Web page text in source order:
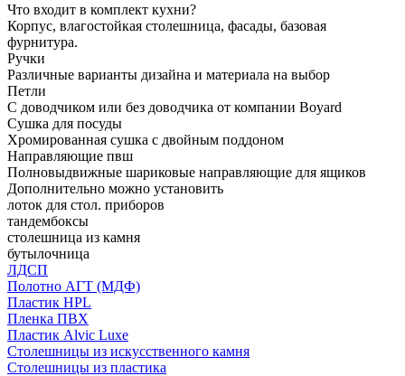
Что входит в комплект кухни?
Корпус, влагостойкая столешница, фасады, базовая
фурнитура.
Ручки
Различные варианты дизайна и материала на выбор
Петли
С доводчиком или без доводчика от компании Boyard
Сушка для посуды
Хромированная сушка с двойным поддоном
Направляющие пвш
Полновыдвижные шариковые направляющие для ящиков
Дополнительно можно установить
лоток для стол. приборов
тандембоксы
столешница из камня
бутылочница
ЛДСП
Полотно АГТ (МДФ)
Пластик HPL
Пленка ПВХ
Пластик Alvic Luxe
Столешницы из искусственного камня
Столешницы из пластика